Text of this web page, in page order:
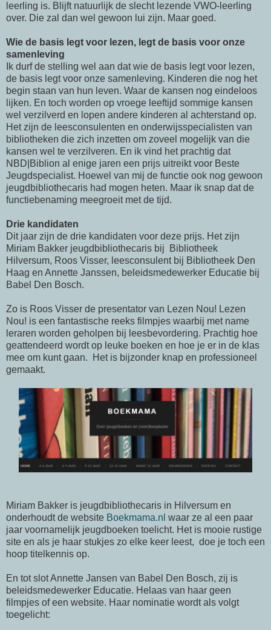
leerling is. Blijft natuurlijk de slecht lezende VWO-leerling
over. Die zal dan wel gewoon lui zijn. Maar goed.
Wie de basis legt voor lezen, legt de basis voor onze
samenleving
Ik durf de stelling wel aan dat wie de basis legt voor lezen,
de basis legt voor onze samenleving. Kinderen die nog het
begin staan van hun leven. Waar de kansen nog eindeloos
lijken. En toch worden op vroege leeftijd sommige kansen
wel verzilverd en lopen andere kinderen al achterstand op.
Het zijn de leesconsulenten en onderwijsspecialisten van
bibliotheken die zich inzetten om zoveel mogelijk van die
kansen wel te verzilveren. En ik vind het prachtig dat
NBD|Biblion al enige jaren een prijs uitreikt voor Beste
Jeugdspecialist. Hoewel van mij de functie ook nog gewoon
jeugdbibliothecaris had mogen heten. Maar ik snap dat de
functiebenaming meegroeit met de tijd.
Drie kandidaten
Dit jaar zijn de drie kandidaten voor deze prijs. Het zijn
Miriam Bakker jeugdbibliothecaris bij Bibliotheek
Hilversum, Roos Visser, leesconsulent bij Bibliotheek Den
Haag en Annette Janssen, beleidsmedewerker Educatie bij
Babel Den Bosch.
Zo is Roos Visser de presentator van Lezen Nou! Lezen
Nou! is een fantastische reeks filmpjes waarbij met name
leraren worden geholpen bij leesbevordering. Prachtig hoe
geattendeerd wordt op leuke boeken en hoe je er in de klas
mee om kunt gaan. Het is bijzonder knap en professioneel
gemaakt.
Miriam Bakker is jeugdbibliothecaris in Hilversum en
onderhoudt de website Boekmama.nl waar ze al een paar
jaar voornamelijk jeugdboeken toelicht. Het is mooie rustige
site en als je haar stukjes zo elke keer leest, doe je toch een
hoop titelkennis op.
En tot slot Annette Jansen van Babel Den Bosch, zij is
beleidsmedewerker Educatie. Helaas van haar geen
filmpjes of een website. Haar nominatie wordt als volgt
toegelicht: